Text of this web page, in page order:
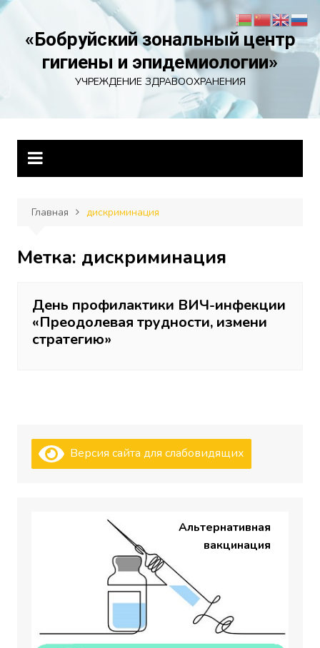
Перейти
содержимому
«Бобруйский зональный центр
гигиены и эпидемиологии»
УЧРЕЖДЕНИЕ ЗДРАВООХРАНЕНИЯ
Главная дискриминация
Метка: дискриминация
День профилактики ВИЧ-инфекции
«Преодолевая трудности, измени
стратегию»
Версия сайта для слабовидящих
Альтернативная
вакцинация